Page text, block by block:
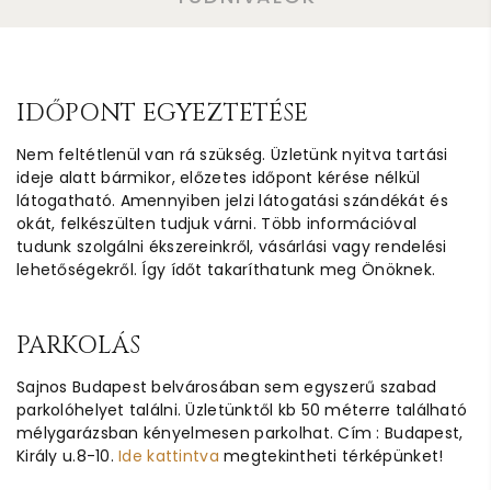
IDŐPONT EGYEZTETÉSE
Nem feltétlenül van rá szükség. Üzletünk nyitva tartási
ideje alatt bármikor, előzetes időpont kérése nélkül
látogatható. Amennyiben jelzi látogatási szándékát és
okát, felkészülten tudjuk várni. Több információval
tudunk szolgálni ékszereinkről, vásárlási vagy rendelési
lehetőségekről. Így ídőt takaríthatunk meg Önöknek.
PARKOLÁS
Sajnos Budapest belvárosában sem egyszerű szabad
parkolóhelyet találni. Üzletünktől kb 50 méterre található
mélygarázsban kényelmesen parkolhat. Cím : Budapest,
Király u.8-10.Ide kattintva megtekintheti térképünket!